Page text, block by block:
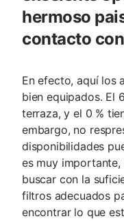
hermoso
contacto
En efecto, aquí los
bien equipados. El
terraza, y el 0 %
embargo, no
disponibilidades
es muy importante,
buscar con la
filtros adecuados
encontrar lo que